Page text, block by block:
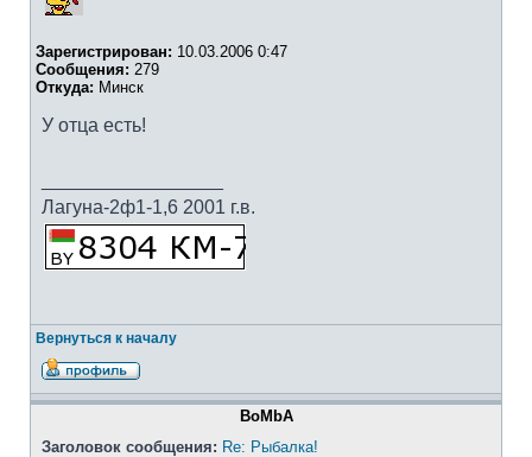
Зарегистрирован: 10.03.2006 0:47
Сообщения: 279
Откуда: Минск
У отца есть!
Лагуна-2ф1-1,6 2001 г.в.
Вернуться к началу
BoMbA
Заголовок сообщения: Re: Рыбалка!